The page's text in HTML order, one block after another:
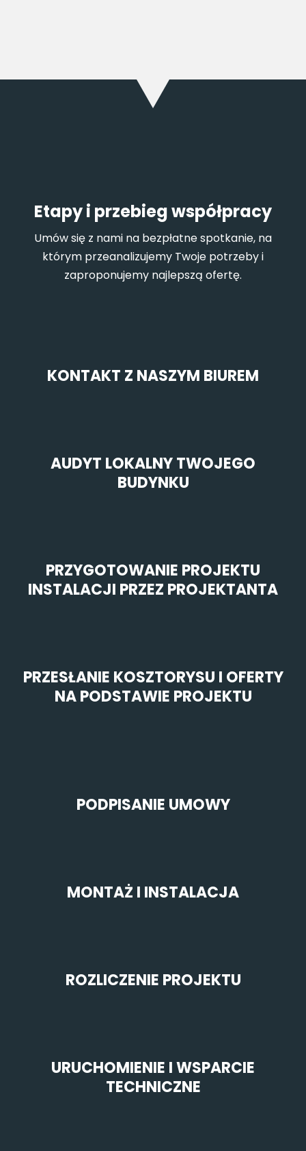
Etapy i przebieg współpracy
Umów się z nami na bezpłatne spotkanie, na
którym przeanalizujemy Twoje potrzeby i
zaproponujemy najlepszą ofertę.
KONTAKT Z NASZYM BIUREM
AUDYT LOKALNY TWOJEGO
BUDYNKU
PRZYGOTOWANIE PROJEKTU
INSTALACJI PRZEZ PROJEKTANTA
PRZESŁANIE KOSZTORYSU I OFERTY
NA PODSTAWIE PROJEKTU
PODPISANIE UMOWY
MONTAŻ I INSTALACJA
ROZLICZENIE PROJEKTU
URUCHOMIENIE I WSPARCIE
TECHNICZNE